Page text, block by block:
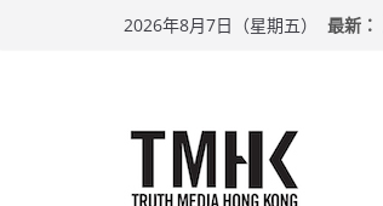
2026年8月7日（星期五） 最新：